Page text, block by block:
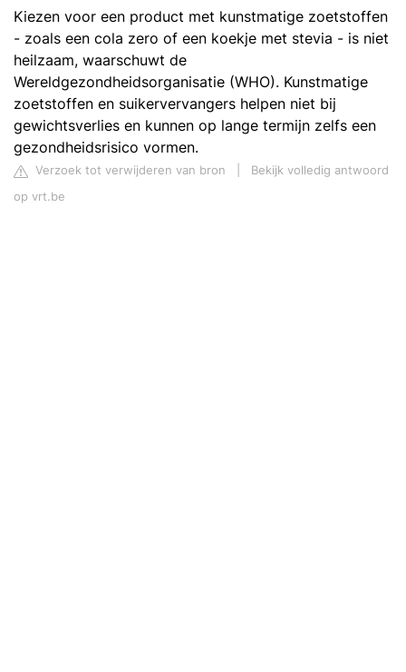
Kiezen voor een product met kunstmatige zoetstoffen
- zoals een cola zero of een koekje met stevia - is niet
heilzaam, waarschuwt de
Wereldgezondheidsorganisatie (WHO). Kunstmatige
zoetstoffen en suikervervangers helpen niet bij
gewichtsverlies en kunnen op lange termijn zelfs een
gezondheidsrisico vormen.
Verzoek tot verwijderen van bron
Bekijk volledig antwoord
op vrt.be